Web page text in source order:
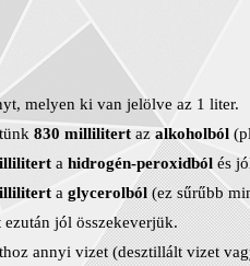
melyen ki van jelölve az 1 liter.
830 millilitert az alkoholból
a hidrogén-peroxidból és
a glycerolból(ez sűrűbb
ezután jól összekeverjük.
annyi vizet (desztillált vizet